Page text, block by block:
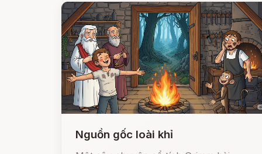
Nguồn gốc loài khỉ